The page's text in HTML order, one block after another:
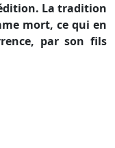
La tradition
mort, ce qui en
par son fils